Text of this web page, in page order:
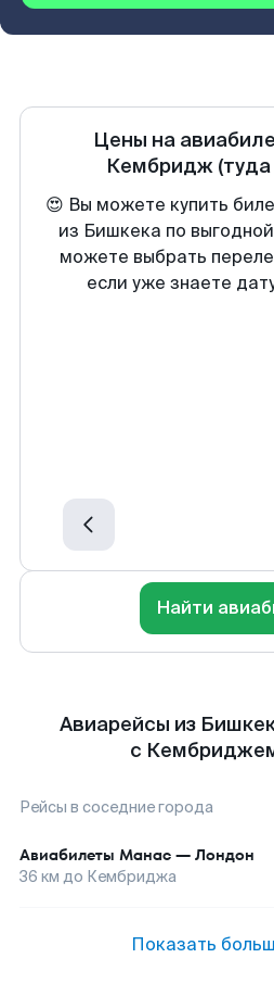
Цены на
Кембридж
😍 Вы можете купить
из Бишкека по
можете выбрать
если уже знаете
Найти
Авиарейсы из
с
Рейсы в соседние города
Авиабилеты Манас — Лондон
36 км до Кембриджа
Показать